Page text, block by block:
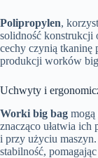
Polipropylen,
solidność konstrukcji
cechy czynią tkaninę
produkcji worków
Uchwyty i
Worki big bag
znacząco ułatwia ich
i przy użyciu
stabilność,